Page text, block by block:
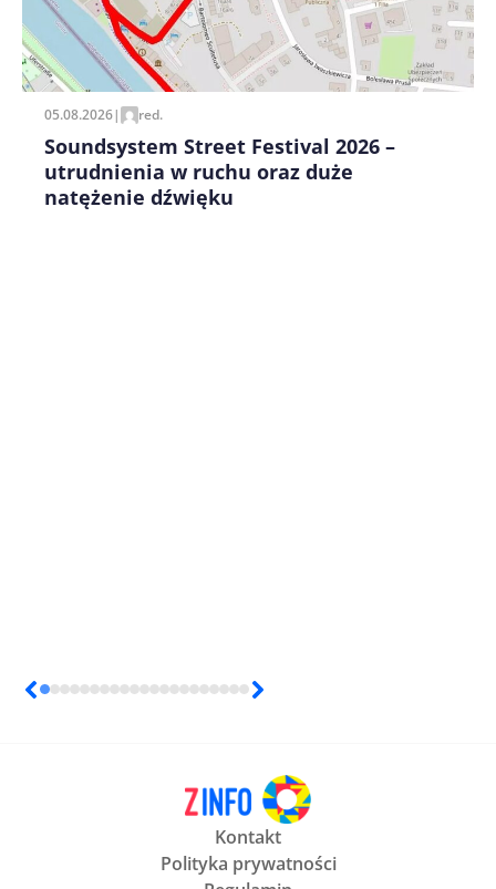
Zapamiętaj moje dane w tej przeglądarce podczas
pisania kolejnych komentarzy.
05.08.2026| red.
Soundsystem Street Festival 2026 –
utrudnienia w ruchu oraz duże
natężenie dźwięku
Kontakt
Polityka prywatności